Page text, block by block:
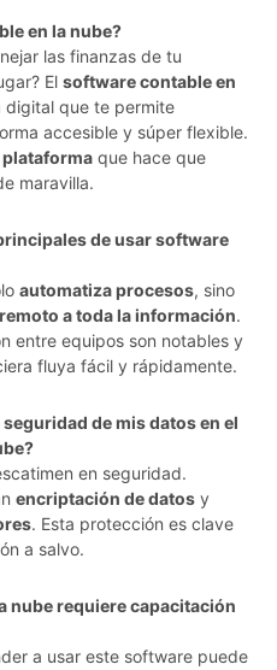
en la nube?
las finanzas de tu
El software contable en
digital que te permite
accesible y súper flexible.
que hace que
maravilla.
de usar software
automatiza procesos, sino
a toda la información.
entre equipos son notables y
fluya fácil y rápidamente.
de mis datos en el
en seguridad.
encriptación de datos y
. Esta protección es clave
a salvo.
nube requiere capacitación
a usar este software puede